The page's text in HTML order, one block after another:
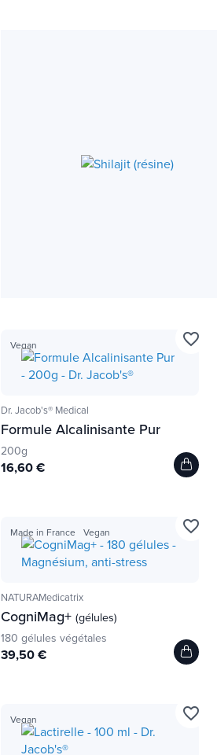
Vegan
Dr. Jacob's® Medical
Formule Alcalinisante Pur
200g
16,60 €
favorite_border
Made in France Vegan
NATURAMedicatrix
CogniMag+ (gélules)
180 gélules végétales
39,50 €
favorite_border
Vegan favorite_border